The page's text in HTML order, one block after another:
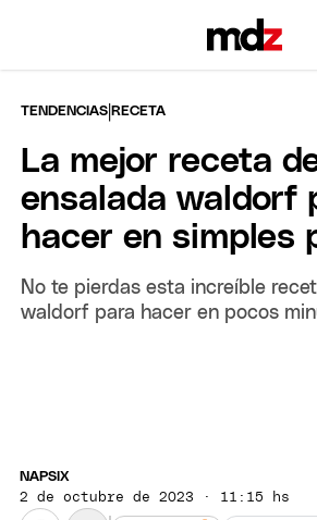
TENDENCIAS |RECETA
La mejor receta
ensalada waldorf
hacer en simples
No te pierdas esta increíble
waldorf para hacer en pocos
NAPSIX
2 de octubre de 2023 · 11:15 hs